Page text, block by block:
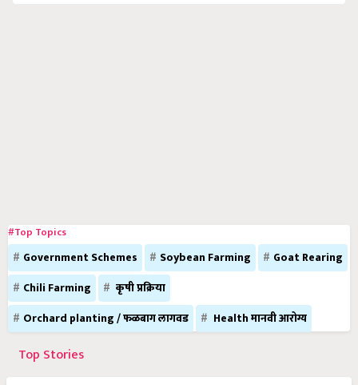
#Top Topics
Government Schemes Soybean Farming
Goat Rearing
Chili Farming
कृषी प्रक्रिया
Orchard planting / फळबाग लागवड
Health मानवी आरोग्य
Top Stories